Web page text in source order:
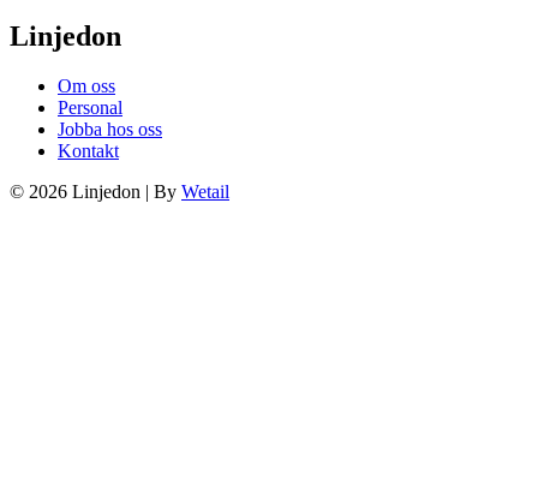
Linjedon
Om oss
Personal
Jobba hos oss
Kontakt
© 2026 Linjedon | By Wetail